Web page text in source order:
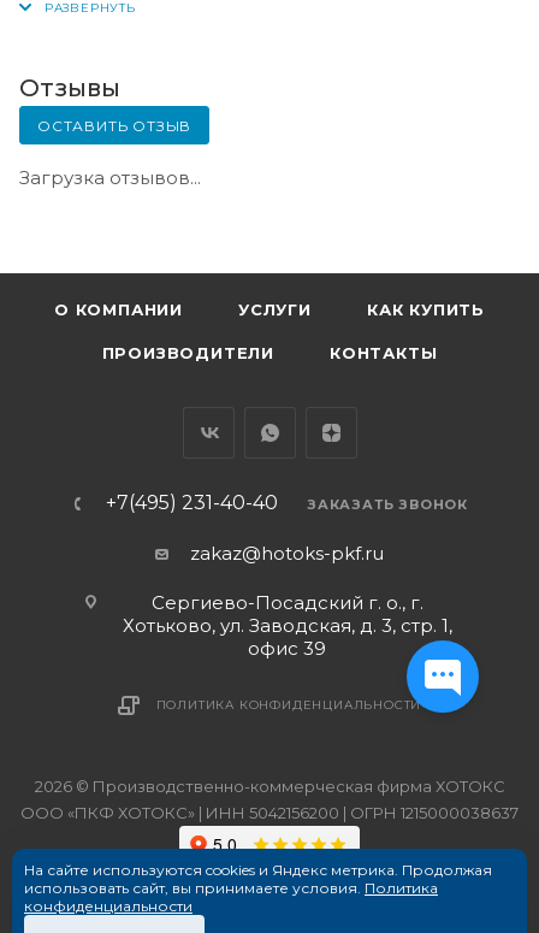
Отзывы
ОСТАВИТЬ ОТЗЫВ
Загрузка отзывов...
О КОМПАНИИ УСЛУГИ КАК КУПИТЬ
ПРОИЗВОДИТЕЛИ КОНТАКТЫ
+7(495) 231-40-40 ЗАКАЗАТЬ ЗВОНОК
zakaz@hotoks-pkf.ru
Сергиево-Посадский г. о., г.
Хотьково, ул. Заводская, д. 3, стр. 1,
офис 39
ПОЛИТИКА КОНФИДЕНЦИАЛЬНОСТИ
2026 © Производственно-коммерческая фирма ХОТОКС
ООО «ПКФ ХОТОКС» | ИНН 5042156200 | ОГРН 1215000038637
На сайте используются cookies и Яндекс метрика. Продолжая
использовать сайт, вы принимаете условия. Политика
конфиденциальности